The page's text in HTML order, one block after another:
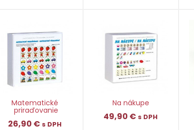
Matematické
priraďovanie
26,90 € s DPH
Na nákupe
49,90 € s DPH